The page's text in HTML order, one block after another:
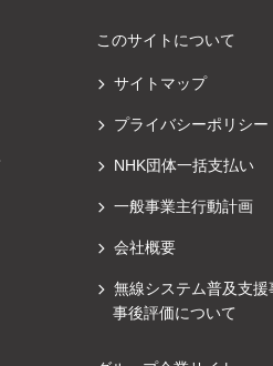
このサイトについて
サイトマップ
プライバシーポリシー
NHK団体一括支払い
一般事業主行動計画
会社概要
無線システム普及支援
事後評価について